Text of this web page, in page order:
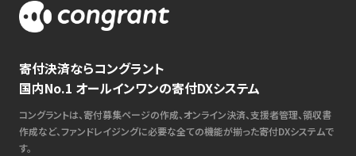
寄付決済ならコングラント
国内No.1 オールインワンの寄付DXシステム
コングラントは、寄付募集ページの作成、オンライン決済、支援者管理、領収書
作成など、ファンドレイジングに必要な全ての機能が揃った寄付DXシステムで
す。